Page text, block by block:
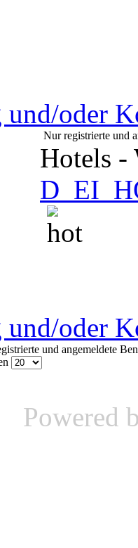
oder
Nur registrierte und
Hotels -
oder
und angemeldete
Powered